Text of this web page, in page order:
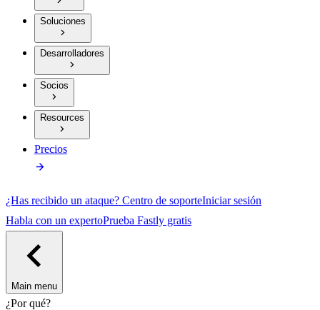
Soluciones
Desarrolladores
Socios
Resources
Precios
¿Has recibido un ataque? Centro de soporteIniciar sesión
Habla con un expertoPrueba Fastly gratis
Main menu
¿Por qué?